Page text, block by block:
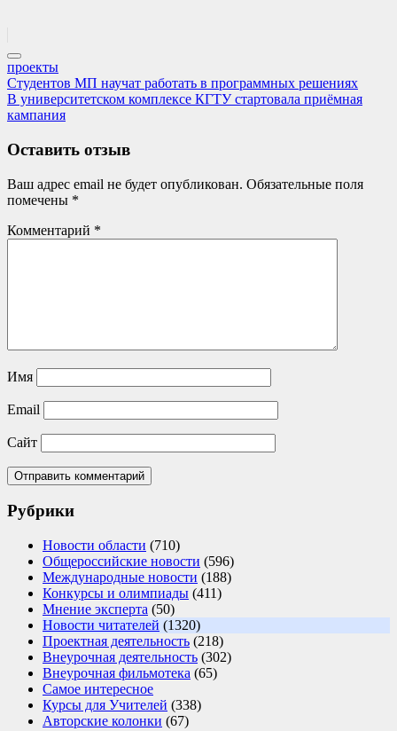
проекты
Навигация
по
Previous
Post:
Студентов МП научат работать в программных решениях
Next
Post:
В университетском комплексе КГТУ стартовала приёмная
кампания
Оставить отзыв
Ваш адрес email не будет опубликован. Обязательные поля
помечены *
Комментарий *
Имя
Email
Сайт
Рубрики
Новости области (710)
Общероссийские новости (596)
Международные новости (188)
Конкурсы и олимпиады (411)
Мнение эксперта (50)
Новости читателей (1320)
Проектная деятельность (218)
Внеурочная деятельность (302)
Внеурочная фильмотека (65)
Самое интересное
Курсы для Учителей (338)
Авторские колонки (67)